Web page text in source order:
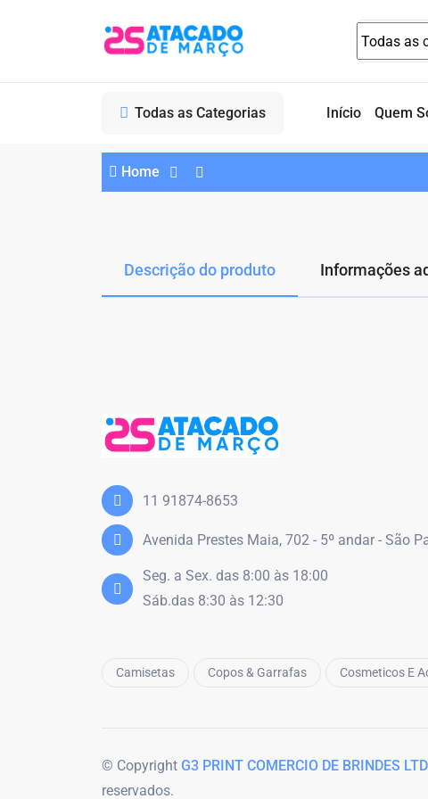
Todas as Categorias Início Quem
Home
Descrição do produto Informações
11 91874-8653
Avenida Prestes Maia, 702 - 5º andar - São
Seg. a Sex. das 8:00 às 18:00
Sáb.das 8:30 às 12:30
Camisetas Copos & Garrafas Cosmeticos E
© Copyright G3 PRINT COMERCIO DE BRINDES
reservados.